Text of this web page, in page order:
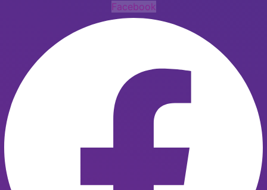
Facebook